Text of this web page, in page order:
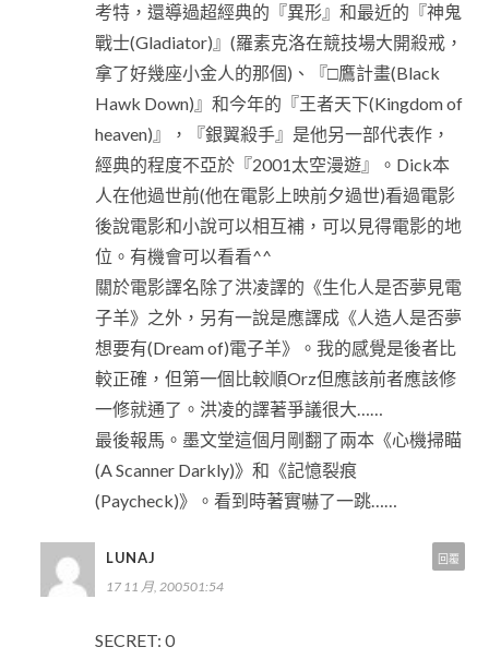
考特，還導過超經典的『異形』和最近的『神鬼
戰士(Gladiator)』(羅素克洛在競技場大開殺戒，
拿了好幾座小金人的那個)、『□鷹計畫(Black
Hawk Down)』和今年的『王者天下(Kingdom of
heaven)』，『銀翼殺手』是他另一部代表作，
經典的程度不亞於『2001太空漫遊』。Dick本
人在他過世前(他在電影上映前夕過世)看過電影
後說電影和小說可以相互補，可以見得電影的地
位。有機會可以看看^^
關於電影譯名除了洪凌譯的《生化人是否夢見電
子羊》之外，另有一說是應譯成《人造人是否夢
想要有(Dream of)電子羊》。我的感覺是後者比
較正確，但第一個比較順Orz但應該前者應該修
一修就通了。洪凌的譯著爭議很大……
最後報馬。墨文堂這個月剛翻了兩本《心機掃瞄
(A Scanner Darkly)》和《記憶裂痕
(Paycheck)》。看到時著實嚇了一跳……
LUNAJ
17 11 月, 200501:54
SECRET: 0
回覆